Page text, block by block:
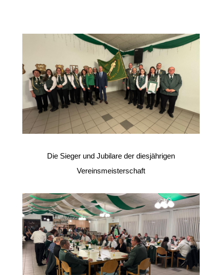
Die Sieger und Jubilare der diesjährigen
Vereinsmeisterschaft